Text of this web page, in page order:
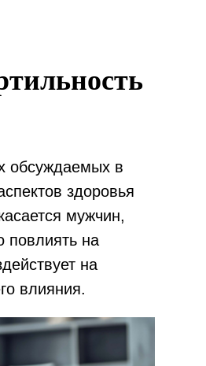
обсуждаемых в
здоровья
мужчин,
повлиять на
на
влияния.